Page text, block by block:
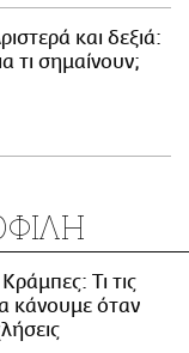
και δεξιά:
τι σημαίνουν;
Τι τις
κάνουμε όταν